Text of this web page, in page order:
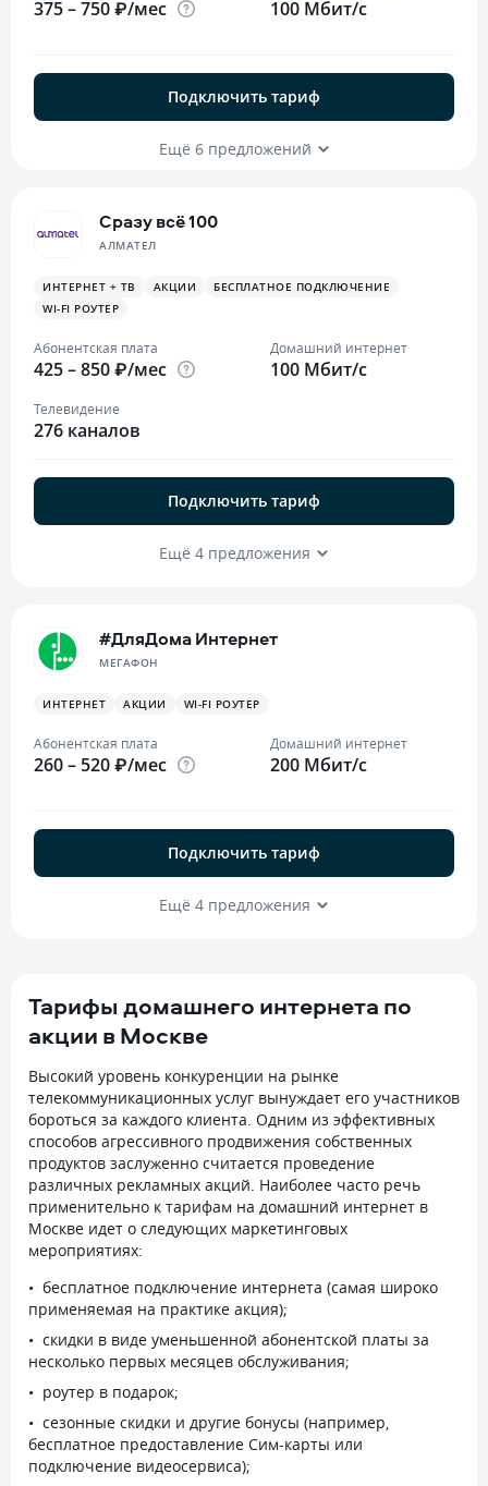
375 – 750 ₽/мес 100 Мбит/с
Подключить тариф
Ещё 6 предложений
Сразу всё 100
АЛМАТЕЛ
ИНТЕРНЕТ + ТВ АКЦИИ
БЕСПЛАТНОЕ ПОДКЛЮЧЕНИЕ
WI-FI РОУТЕР
Абонентская плата
425 – 850 ₽/мес
Домашний интернет
100 Мбит/с
Телевидение
276 каналов
Подключить тариф
Ещё 4 предложения
#ДляДома Интернет
МЕГАФОН
ИНТЕРНЕТ АКЦИИ WI-FI РОУТЕР
Абонентская плата
260 – 520 ₽/мес
Домашний интернет
200 Мбит/с
Подключить тариф
Ещё 4 предложения
Тарифы домашнего интернета по
акции в Москве
Высокий уровень конкуренции на рынке
телекоммуникационных услуг вынуждает его участников
бороться за каждого клиента. Одним из эффективных
способов агрессивного продвижения собственных
продуктов заслуженно считается проведение
различных рекламных акций. Наиболее часто речь
применительно к тарифам на домашний интернет в
Москве идет о следующих маркетинговых
мероприятиях:
бесплатное подключение интернета (самая широко
применяемая на практике акция);
скидки в виде уменьшенной абонентской платы за
несколько первых месяцев обслуживания;
роутер в подарок;
сезонные скидки и другие бонусы (например,
бесплатное предоставление Сим-карты или
подключение видеосервиса);